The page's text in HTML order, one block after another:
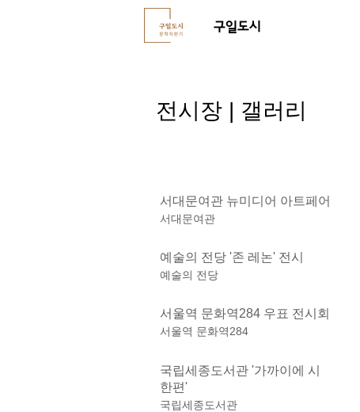
구일도시
전시장 | 갤러리
서대문여관 뉴미디어 아트페어
서대문여관
예술의 전당 '존 레논' 전시
예술의 전당
서울역 문화역284 우표 전시회
서울역 문화역284
국립세종도서관 '가까이에 시
한편'
국립세종도서관